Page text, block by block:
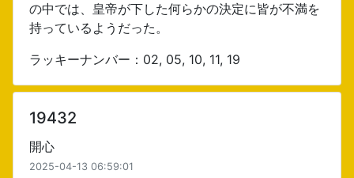
の中では、皇帝が下した何らかの決定に皆が不満を
持っているようだった。
ラッキーナンバー：02, 05, 10, 11, 19
19432
開心
2025-04-13 06:59:01